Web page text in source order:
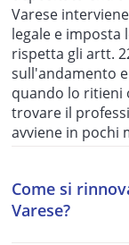
Varese
legale e imposta
rispetta gli artt.
sull'andamento
quando lo ritieni
trovare il
avviene in pochi
Come si
Varese?